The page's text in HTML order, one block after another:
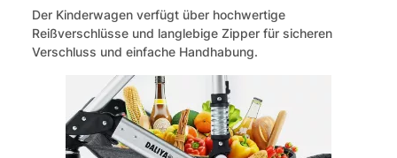
Der Kinderwagen verfügt über hochwertige
Reißverschlüsse und langlebige Zipper für sicheren
Verschluss und einfache Handhabung.